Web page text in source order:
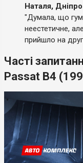
Наталя, Дніпро
"Думала, що
неестетичне,
прийшло на
Часті
Passat B4